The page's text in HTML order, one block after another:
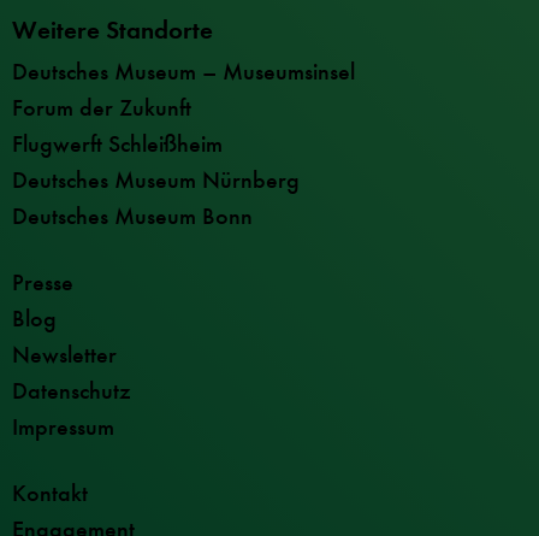
Weitere Standorte
Deutsches Museum – Museumsinsel
Forum der Zukunft
Flugwerft Schleißheim
Deutsches Museum Nürnberg
Deutsches Museum Bonn
Presse
Blog
Newsletter
Datenschutz
Impressum
Kontakt
Engagement